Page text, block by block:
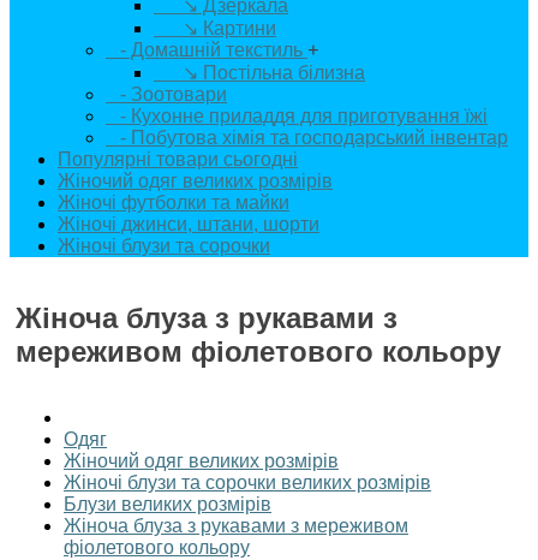
↘ Дзеркала
↘ Картини
- Домашній текстиль +
↘ Постільна білизна
- Зоотовари
- Кухонне приладдя для приготування їжі
- Побутова хімія та господарський інвентар
Популярні товари сьогодні
Жіночий одяг великих розмірів
Жіночі футболки та майки
Жіночі джинси, штани, шорти
Жіночі блузи та сорочки
Жіноча блуза з рукавами з
мереживом фіолетового кольору
Одяг
Жіночий одяг великих розмірів
Жіночі блузи та сорочки великих розмірів
Блузи великих розмірів
Жіноча блуза з рукавами з мереживом
фіолетового кольору